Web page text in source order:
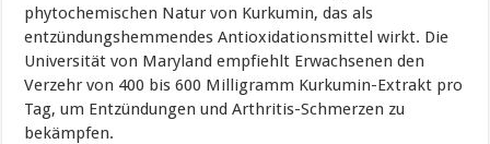
phytochemischen Natur von Kurkumin, das als
entzündungshemmendes Antioxidationsmittel wirkt. Die
Universität von Maryland empfiehlt Erwachsenen den
Verzehr von 400 bis 600 Milligramm Kurkumin-Extrakt pro
Tag, um Entzündungen und Arthritis-Schmerzen zu
bekämpfen.